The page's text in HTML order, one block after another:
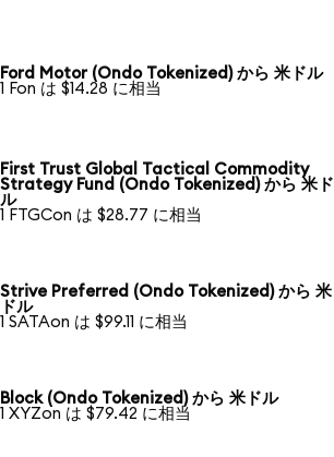
Ford Motor (Ondo Tokenized) から 米ドル
1 Fon は $14.28 に相当
First Trust Global Tactical Commodity
Strategy Fund (Ondo Tokenized) から 米ド
ル
1 FTGCon は $28.77 に相当
Strive Preferred (Ondo Tokenized) から 米
ドル
1 SATAon は $99.11 に相当
Block (Ondo Tokenized) から 米ドル
1 XYZon は $79.42 に相当